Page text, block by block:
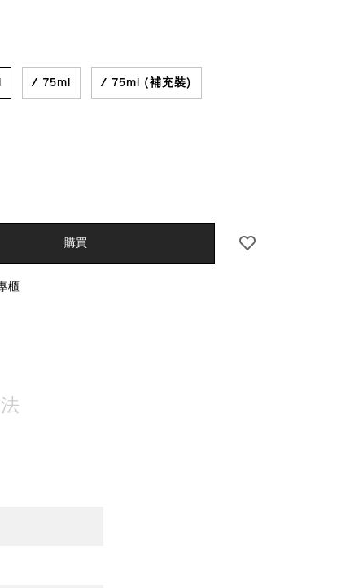
/ 75ml / 75ml (補充裝)
購買
櫃